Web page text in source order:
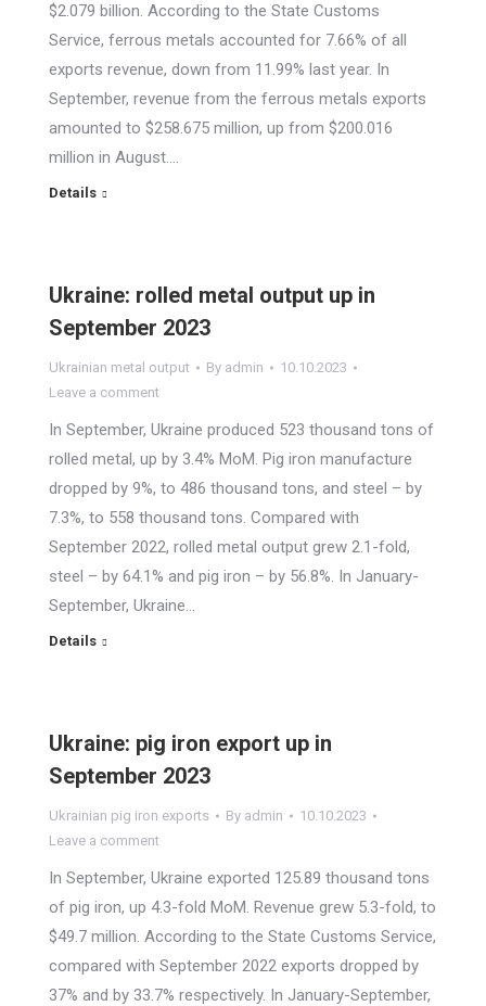
$2.079 billion. According to the State Customs
Service, ferrous metals accounted for 7.66% of all
exports revenue, down from 11.99% last year. In
September, revenue from the ferrous metals exports
amounted to $258.675 million, up from $200.016
million in August.…
Details
Ukraine: rolled metal output up in
September 2023
Ukrainian metal output By admin
10.10.2023
Leave a comment
In September, Ukraine produced 523 thousand tons of
rolled metal, up by 3.4% MoM. Pig iron manufacture
dropped by 9%, to 486 thousand tons, and steel – by
7.3%, to 558 thousand tons. Compared with
September 2022, rolled metal output grew 2.1-fold,
steel – by 64.1% and pig iron – by 56.8%. In January-
September, Ukraine…
Details
Ukraine: pig iron export up in
September 2023
Ukrainian pig iron exports By admin
10.10.2023
Leave a comment
In September, Ukraine exported 125.89 thousand tons
of pig iron, up 4.3-fold MoM. Revenue grew 5.3-fold, to
$49.7 million. According to the State Customs Service,
compared with September 2022 exports dropped by
37% and by 33.7% respectively. In January-September,